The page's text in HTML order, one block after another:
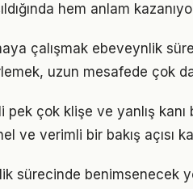
hem anlam
çalışmak ebeveynlik
uzun mesafede çok
çok klişe ve yanlış kanı
ve verimli bir bakış açısı
sürecinde benimsenecek